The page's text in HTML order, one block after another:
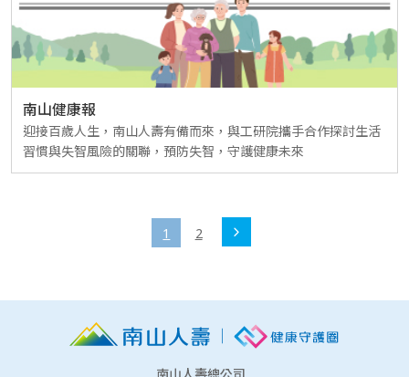
南山健康報
迎接百歲人生，南山人壽有備而來，與工研院攜手合作探討生活
習慣與失智風險的關聯，預防失智，守護健康未來
1 2
南山人壽總公司